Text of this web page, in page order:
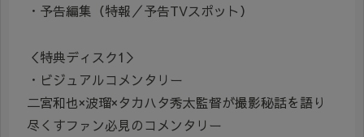
・予告編集（特報／予告TVスポット）
＜特典ディスク1＞
・ビジュアルコメンタリー
二宮和也×波瑠×タカハタ秀太監督が撮影秘話を語り
尽くすファン必見のコメンタリー